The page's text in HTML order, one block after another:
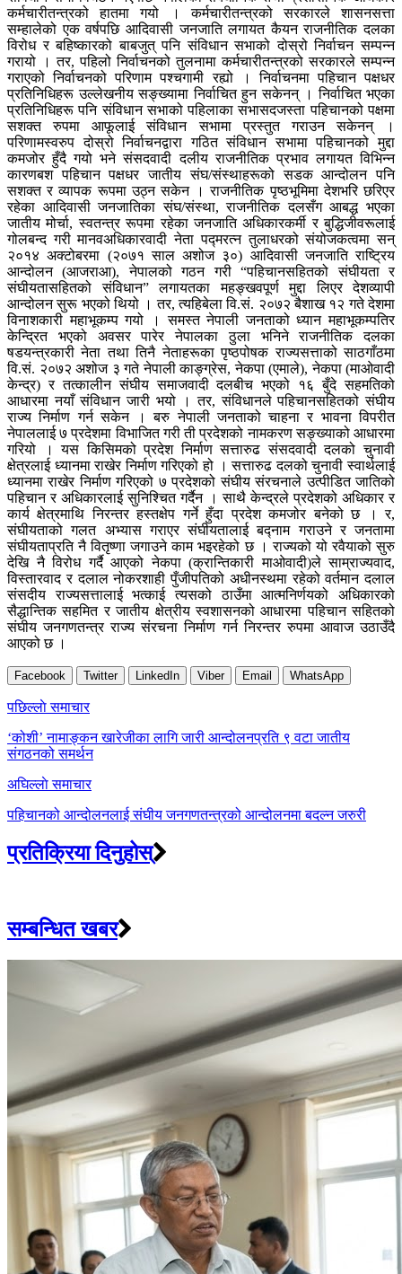
कर्मचारीतन्त्रको हातमा गयो । कर्मचारीतन्त्रको सरकारले शासनसत्ता
सम्हालेको एक वर्षपछि आदिवासी जनजाति लगायत कैयन राजनीतिक दलका
विरोध र बहिष्कारको बाबजुत् पनि संविधान सभाको दोस्रो निर्वाचन सम्पन्न
गरायो । तर, पहिलो निर्वाचनको तुलनामा कर्मचारीतन्त्रको सरकारले सम्पन्न
गराएको निर्वाचनको परिणाम पश्चगामी रह्यो । निर्वाचनमा पहिचान पक्षधर
प्रतिनिधिहरू उल्लेखनीय सङ्ख्यामा निर्वाचित हुन सकेनन् । निर्वाचित भएका
प्रतिनिधिहरू पनि संविधान सभाको पहिलाका सभासदजस्ता पहिचानको पक्षमा
सशक्त रुपमा आफूलाई संविधान सभामा प्रस्तुत गराउन सकेनन् ।
परिणामस्वरुप दोस्रो निर्वाचनद्वारा गठित संविधान सभामा पहिचानको मुद्दा
कमजोर हुँदै गयो भने संसदवादी दलीय राजनीतिक प्रभाव लगायत विभिन्न
कारणबश पहिचान पक्षधर जातीय संघ/संस्थाहरूको सडक आन्दोलन पनि
सशक्त र व्यापक रूपमा उठ्न सकेन । राजनीतिक पृष्ठभूमिमा देशभरि छरिएर
रहेका आदिवासी जनजातिका संघ/संस्था, राजनीतिक दलसँग आबद्ध भएका
जातीय मोर्चा, स्वतन्त्र रूपमा रहेका जनजाति अधिकारकर्मी र बुद्धिजीवरूलाई
गोलबन्द गरी मानवअधिकारवादी नेता पद्मरत्न तुलाधरको संयोजकत्वमा सन्
२०१४ अक्टोबरमा (२०७१ साल अशोज ३०) आदिवासी जनजाति राष्ट्रिय
आन्दोलन (आजराआ), नेपालको गठन गरी “पहिचानसहितको संघीयता र
संघीयतासहितको संविधान” लगायतका महङ्खवपूर्ण मुद्दा लिएर देशव्यापी
आन्दोलन सुरू भएको थियो । तर, त्यहिबेला वि.सं. २०७२ बैशाख १२ गते देशमा
विनाशकारी महाभूकम्प गयो । समस्त नेपाली जनताको ध्यान महाभूकम्पतिर
केन्द्रित भएको अवसर पारेर नेपालका ठुला भनिने राजनीतिक दलका
षडयन्त्रकारी नेता तथा तिनै नेताहरूका पृष्ठपोषक राज्यसत्ताको साठगाँठमा
वि.सं. २०७२ अशोज ३ गते नेपाली काङ्ग्रेस, नेकपा (एमाले), नेकपा (माओवादी
केन्द्र) र तत्कालीन संघीय समाजवादी दलबीच भएको १६ बुँदे सहमतिको
आधारमा नयाँ संविधान जारी भयो । तर, संविधानले पहिचानसहितको संघीय
राज्य निर्माण गर्न सकेन । बरु नेपाली जनताको चाहना र भावना विपरीत
नेपाललाई ७ प्रदेशमा विभाजित गरी ती प्रदेशको नामकरण सङ्ख्याको आधारमा
गरियो । यस किसिमको प्रदेश निर्माण सत्तारुढ संसदवादी दलको चुनावी
क्षेत्रलाई ध्यानमा राखेर निर्माण गरिएको हो । सत्तारुढ दलको चुनावी स्वार्थलाई
ध्यानमा राखेर निर्माण गरिएको ७ प्रदेशको संघीय संरचनाले उत्पीडित जातिको
पहिचान र अधिकारलाई सुनिश्चित गर्दैन । साथै केन्द्रले प्रदेशको अधिकार र
कार्य क्षेत्रमाथि निरन्तर हस्तक्षेप गर्ने हुँदा प्रदेश कमजोर बनेको छ । र,
संघीयताको गलत अभ्यास गराएर संघीयतालाई बद्नाम गराउने र जनतामा
संघीयताप्रति नै वितृष्णा जगाउने काम भइरहेको छ । राज्यको यो रवैयाको सुरु
देखि नै विरोध गर्दै आएको नेकपा (क्रान्तिकारी माओवादी)ले साम्राज्यवाद,
विस्तारवाद र दलाल नोकरशाही पुँजीपतिको अधीनस्थमा रहेको वर्तमान दलाल
संसदीय राज्यसत्तालाई भत्काई त्यसको ठाउँमा आत्मनिर्णयको अधिकारको
सैद्धान्तिक सहमित र जातीय क्षेत्रीय स्वशासनको आधारमा पहिचान सहितको
संघीय जनगणतन्त्र राज्य संरचना निर्माण गर्न निरन्तर रुपमा आवाज उठाउँदै
आएको छ ।
Facebook Twitter LinkedIn Viber Email WhatsApp
Post
navigation
पछिल्लाे समाचार
‘कोशी’ नामाङ्कन खारेजीका लागि जारी आन्दोलनप्रति ९ वटा जातीय
संगठनको समर्थन
अघिल्लाे समाचार
पहिचानको आन्दोलनलाई संघीय जनगणतन्त्रको आन्दोलनमा बदल्न जरुरी
प्रतिक्रिया दिनुहोस्
सम्बन्धित खबर